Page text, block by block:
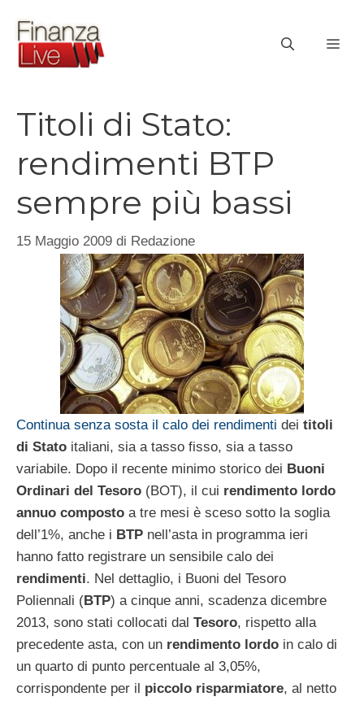
contenuto
Titoli di Stato:
rendimenti BTP
sempre più bassi
15 Maggio 2009 di Redazione
Continua senza sosta il calo dei rendimenti dei titoli
di Stato italiani, sia a tasso fisso, sia a tasso
variabile. Dopo il recente minimo storico dei Buoni
Ordinari del Tesoro (BOT), il cui rendimento lordo
annuo composto a tre mesi è sceso sotto la soglia
dell’1%, anche i BTP nell’asta in programma ieri
hanno fatto registrare un sensibile calo dei
rendimenti. Nel dettaglio, i Buoni del Tesoro
Poliennali (BTP) a cinque anni, scadenza dicembre
2013, sono stati collocati dal Tesoro, rispetto alla
precedente asta, con un rendimento lordo in calo di
un quarto di punto percentuale al 3,05%,
corrispondente per il piccolo risparmiatore, al netto